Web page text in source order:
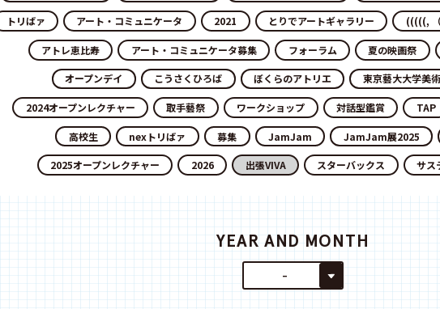
トリばァ アート・コミュニケータ 2021 とりでアートギャラリー (((((, （
アトレ恵比寿 アート・コミュニケータ募集 フォーラム 夏の映画祭
オープンデイ こうさくひろば ぼくらのアトリエ 東京藝大大学美
2024オープンレクチャー 取手藝祭 ワークショップ 対話型鑑賞 TAP
高校生 nexトリばァ 募集 JamJam JamJam展2025
2025オープンレクチャー 2026 出張VIVA スターバックス サス
YEAR AND MONTH
-